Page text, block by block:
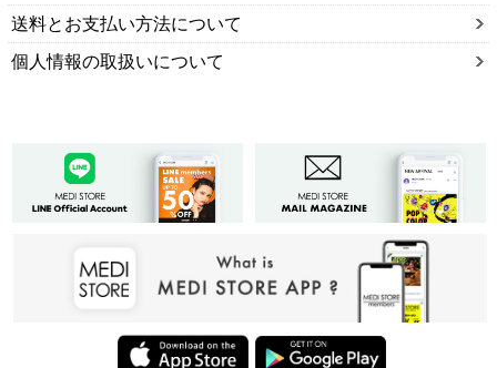
送料とお支払い方法について
個人情報の取扱いについて